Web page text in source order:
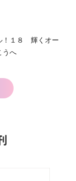
！１８ 輝くオー
うへ